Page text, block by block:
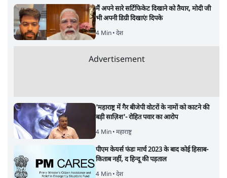
मैं अपने सारे सर्टिफिकेट दिखाने को तैयार, मोदी जी
भी अपनी डिग्री दिखाएंः दिपके
4 Min• देश
Advertisement
'महाराष्ट्र में गैर बीजेपी वोटरों के नामों को काटने की
बड़ी साज़िश'- रोहित पवार का आरोप
4 Min• महाराष्ट्र
पीएम केयर्स फंडः मार्च 2023 के बाद कोई हिसाब-
किताब नहीं, द हिन्दू की पड़ताल
4 Min• देश